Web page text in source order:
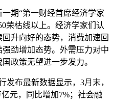
期“第一财经首席经济学家
荣枯线以上。经济学家们认
升向好的态势，消费加速回
劲增加态势。外需压力对中
政策无望进一步发力。
布最新数据显示，3月末，
元，同比增加7%；社会融